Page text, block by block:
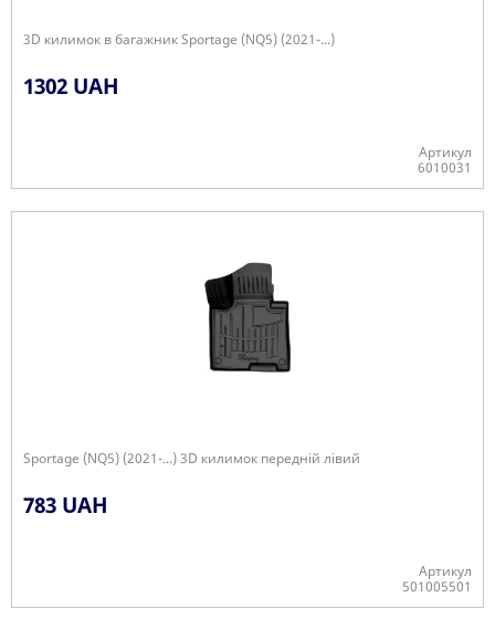
3D килимок в багажник Sportage (NQ5) (2021-...)
1302 UAH
Артикул
6010031
Sportage (NQ5) (2021-...) 3D килимок передній лівий
783 UAH
Артикул
501005501